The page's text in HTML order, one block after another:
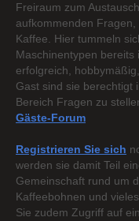
Freiraum zum
aufkommenden
Kaffee. Hier tummeln
Maschinentypen
erfolgreich,
Gast sind sie berechtigt
Bereich Fragen zu
Gäste-Forum
Registrieren Sie sich
werden sie damit Teil
Gemeinschaft rund um
Kaffeebohnen und
Sie zudem Zugriff auf